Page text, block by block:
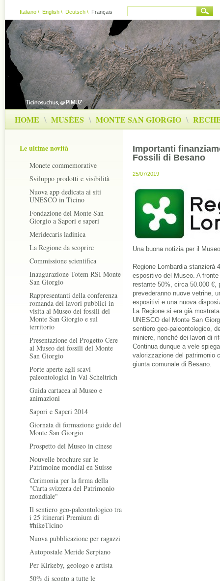
Italiano \ English \ Deutsch \ Français
HOME \ MUSÉES \ MONTE SAN GIORGIO \
Le ultime novità
Monete commemorative
Sviluppo prodotti e visibilità
Nuova app dedicata ai siti
UNESCO in Ticino
Fondazione del Monte San
Giorgio a Sapori e saperi
Meridecaris ladinica
La Regione da scoprire
Commissione scientifica
Inaugurazione Totem RSI Monte
San Giorgio
Rappresentanti della conferenza
romanda dei lavori pubblici in
visita al Museo dei fossili del
Monte San Giorgio e sul
territorio
Presentazione del Progetto Cere
al Museo dei fossili del Monte
San Giorgio
Porte aperte agli scavi
paleontologici in Val Scheltrich
Guida cartacea al Museo e
animazioni
Sapori e Saperi 2014
Giornata di formazione guide del
Monte San Giorgio
Prospetto del Museo in cinese
Nouvelle brochure sur le
Patrimoine mondial en Suisse
Cerimonia per la firma della
"Carta svizzera del Patrimonio
mondiale"
Il sentiero geo-paleontologico tra
i 25 itinerari Premium di
#hikeTicino
Nuova pubblicazione per ragazzi
Autopostale Meride Serpiano
Per Kirkeby, geologo e artista
50% di sconto a tutte le
Importanti
Fossili di Besano
25/07/2019
Una buona notizia per il
Regione Lombardia stanzierà
espositivo del Museo. A
restante 50%, circa 50.000 €,
prevederanno nuove vetrine,
espositivi e una nuova
La Regione si era già
UNESCO del Monte San
sentiero geo-paleontologico,
miniere, nonchè dei lavori di
Continua dunque a vele
valorizzazione del patrimonio
giunta comunale di Besano.